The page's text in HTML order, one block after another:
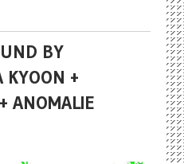
BY
KYOON +
ANOMALIE